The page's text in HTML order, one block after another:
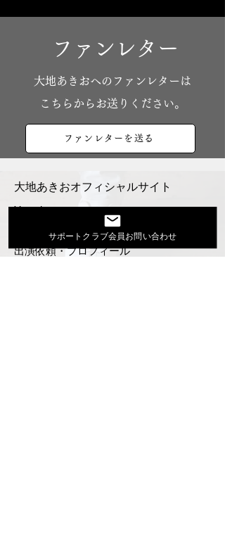
ファンレター
​大地あきおへのファンレターは
こちらからお送りください。
ファンレターを送る
大地あきおオフィシャルサイト
Youtube
出演依頼・プロフィール
サポートクラブ会員お問い合わせ